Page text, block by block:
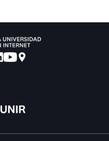
para que sus
de referente